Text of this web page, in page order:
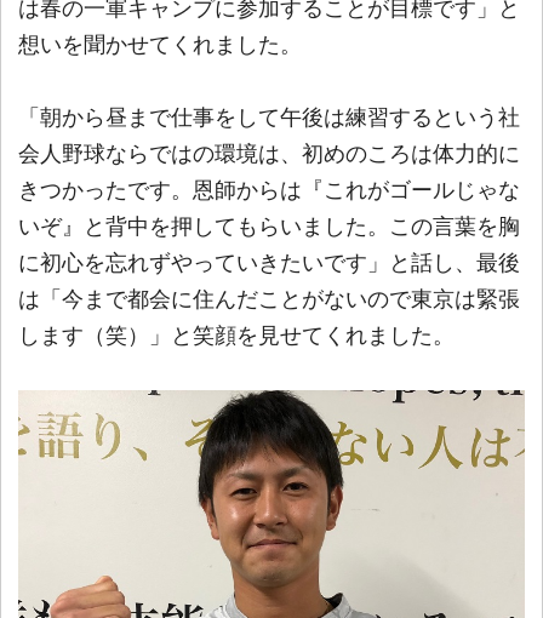
は春の一軍キャンプに参加することが目標です」と
想いを聞かせてくれました。
「朝から昼まで仕事をして午後は練習するという社
会人野球ならではの環境は、初めのころは体力的に
きつかったです。恩師からは『これがゴールじゃな
いぞ』と背中を押してもらいました。この言葉を胸
に初心を忘れずやっていきたいです」と話し、最後
は「今まで都会に住んだことがないので東京は緊張
します（笑）」と笑顔を見せてくれました。